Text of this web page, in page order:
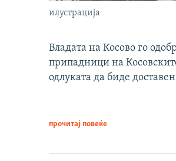
илустрација
Владата на Косово го
припадници на
одлуката да биде
прочитај повеќе